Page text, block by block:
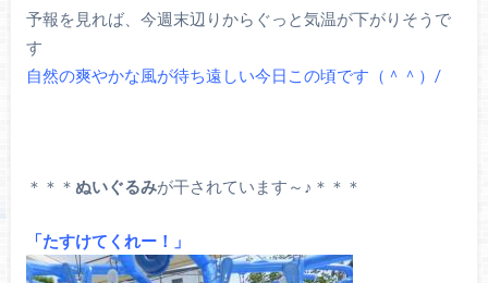
予報を見れば、今週末辺りからぐっと気温が下がりそうで
す
自然の爽やかな風が待ち遠しい今日この頃です（＾＾）/
＊＊＊ ぬいぐるみが干されています～♪＊＊＊
「たすけてくれー！」